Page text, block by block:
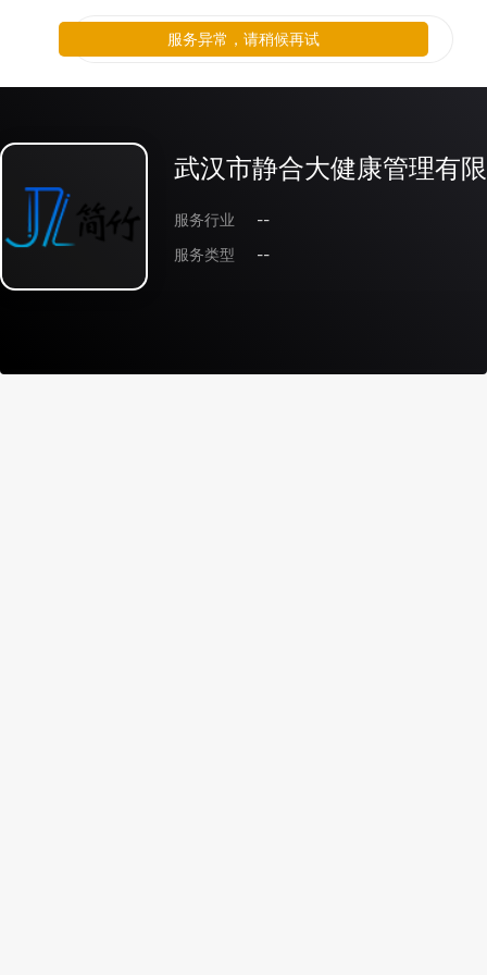
武汉市静合大健康管理有
服务行业
--
服务类型
--
服务异常，请稍候再试